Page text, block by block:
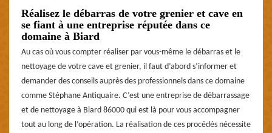
Réalisez le débarras de votre grenier et cave en
se fiant à une entreprise réputée dans ce
domaine à Biard
Au cas où vous compter réaliser par vous-même le débarras et le
nettoyage de votre cave et grenier, il faut d’abord s’informer et
demander des conseils auprès des professionnels dans ce domaine
comme Stéphane Antiquaire. C’est une entreprise de débarrassage
et de nettoyage à Biard 86000 qui est là pour vous accompagner
tout au long de l’opération. La réalisation de ces procédés nécessite